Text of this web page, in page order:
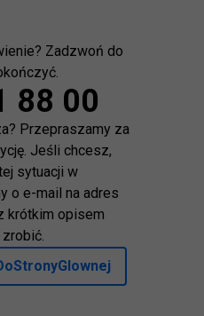
Zadzwoń do
88 00
Przepraszamy za
Jeśli chcesz,
sytuacji w
o e-mail na adres
krótkim opisem
zrobić.